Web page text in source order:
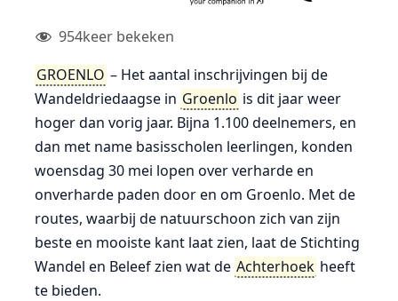
954keer bekeken
GROENLO – Het aantal inschrijvingen bij de
Wandeldriedaagse in Groenlo is dit jaar weer
hoger dan vorig jaar. Bijna 1.100 deelnemers, en
dan met name basisscholen leerlingen, konden
woensdag 30 mei lopen over verharde en
onverharde paden door en om Groenlo. Met de
routes, waarbij de natuurschoon zich van zijn
beste en mooiste kant laat zien, laat de Stichting
Wandel en Beleef zien wat de Achterhoek heeft
te bieden.